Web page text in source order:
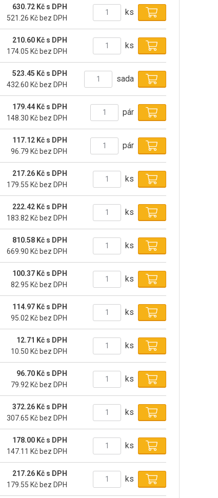
630.72 Kč s DPH
521.26 Kč bez DPH
ks
210.60 Kč s DPH
174.05 Kč bez DPH
ks
523.45 Kč s DPH
432.60 Kč bez DPH
sada
179.44 Kč s DPH
148.30 Kč bez DPH
pár
117.12 Kč s DPH
96.79 Kč bez DPH
pár
217.26 Kč s DPH
179.55 Kč bez DPH
ks
222.42 Kč s DPH
183.82 Kč bez DPH
ks
810.58 Kč s DPH
669.90 Kč bez DPH
ks
100.37 Kč s DPH
82.95 Kč bez DPH
ks
114.97 Kč s DPH
95.02 Kč bez DPH
ks
12.71 Kč s DPH
10.50 Kč bez DPH
ks
96.70 Kč s DPH
79.92 Kč bez DPH
ks
372.26 Kč s DPH
307.65 Kč bez DPH
ks
178.00 Kč s DPH
147.11 Kč bez DPH
ks
217.26 Kč s DPH
179.55 Kč bez DPH
ks